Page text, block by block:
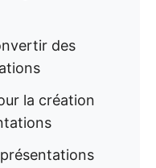
des
la création